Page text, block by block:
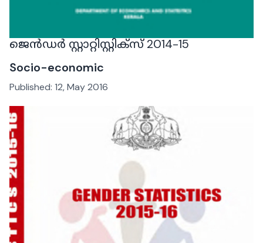
ജെന്‍ഡര്‍ സ്റ്റാറ്റിസ്റ്റിക്സ് 2014-15
Socio-economic
Published: 12, May 2016